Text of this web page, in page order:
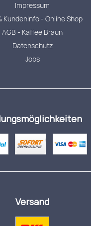
Impressum
Kundeninfo - Online Shop
AGB - Kaffee Braun
Datenschutz
Jobs
Versand